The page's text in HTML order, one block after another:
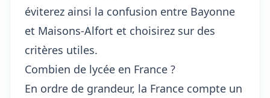
éviterez ainsi la confusion entre Bayonne
et Maisons-Alfort et choisirez sur des
critères utiles.
Combien de lycée en France ?
En ordre de grandeur, la France compte un